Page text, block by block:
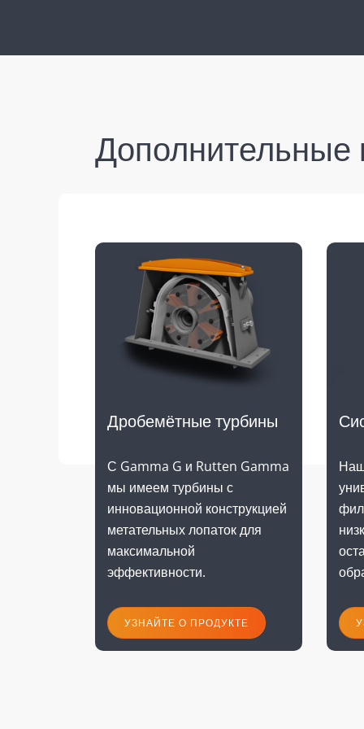
Дополнительные
Дробемётные турбины
С Gamma G и Rutten Gamma
мы имеем турбины с
инновационной конструкцией
метательных лопаток для
максимальной
эффективности.
УЗНАЙТЕ О ПРОДУКТЕ